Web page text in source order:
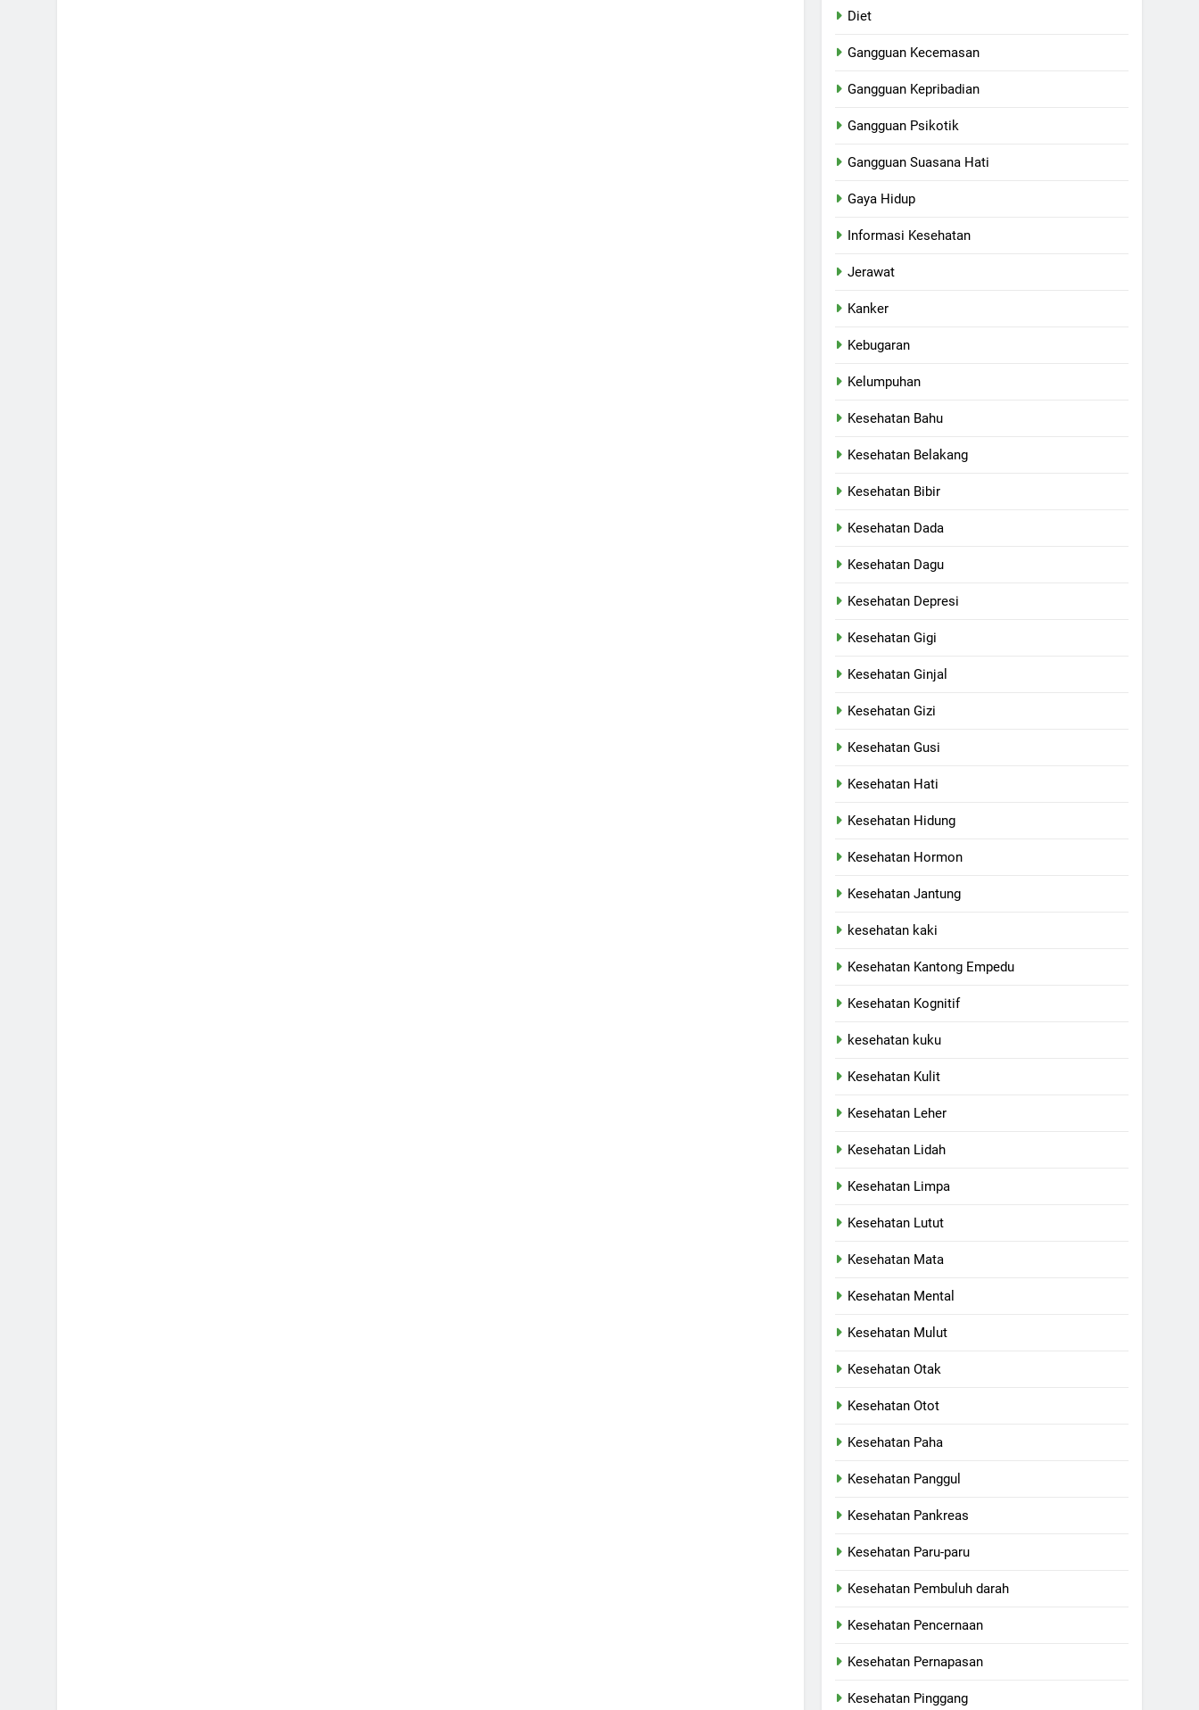
Diet
Gangguan Kecemasan
Gangguan Kepribadian
Gangguan Psikotik
Gangguan Suasana Hati
Gaya Hidup
Informasi Kesehatan
Jerawat
Kanker
Kebugaran
Kelumpuhan
Kesehatan Bahu
Kesehatan Belakang
Kesehatan Bibir
Kesehatan Dada
Kesehatan Dagu
Kesehatan Depresi
Kesehatan Gigi
Kesehatan Ginjal
Kesehatan Gizi
Kesehatan Gusi
Kesehatan Hati
Kesehatan Hidung
Kesehatan Hormon
Kesehatan Jantung
kesehatan kaki
Kesehatan Kantong Empedu
Kesehatan Kognitif
kesehatan kuku
Kesehatan Kulit
Kesehatan Leher
Kesehatan Lidah
Kesehatan Limpa
Kesehatan Lutut
Kesehatan Mata
Kesehatan Mental
Kesehatan Mulut
Kesehatan Otak
Kesehatan Otot
Kesehatan Paha
Kesehatan Panggul
Kesehatan Pankreas
Kesehatan Paru-paru
Kesehatan Pembuluh darah
Kesehatan Pencernaan
Kesehatan Pernapasan
Kesehatan Pinggang